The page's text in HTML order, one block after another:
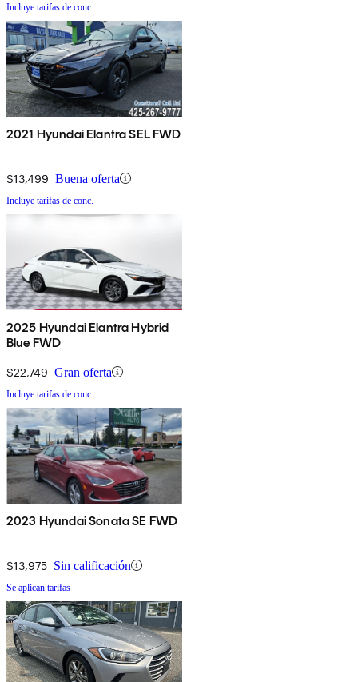
Incluye tarifas de conc.
2021 Hyundai Elantra SEL FWD
$13,499 Buena oferta
Incluye tarifas de conc.
2025 Hyundai Elantra Hybrid
Blue FWD
$22,749 Gran oferta
Incluye tarifas de conc.
2023 Hyundai Sonata SE FWD
$13,975 Sin calificación
Se aplican tarifas